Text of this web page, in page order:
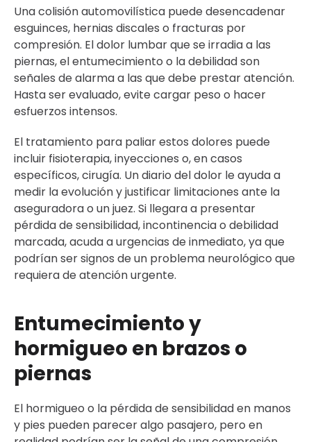
Una colisión automovilística puede desencadenar
esguinces, hernias discales o fracturas por
compresión. El dolor lumbar que se irradia a las
piernas, el entumecimiento o la debilidad son
señales de alarma a las que debe prestar atención.
Hasta ser evaluado, evite cargar peso o hacer
esfuerzos intensos.
El tratamiento para paliar estos dolores puede
incluir fisioterapia, inyecciones o, en casos
específicos, cirugía. Un diario del dolor le ayuda a
medir la evolución y justificar limitaciones ante la
aseguradora o un juez. Si llegara a presentar
pérdida de sensibilidad, incontinencia o debilidad
marcada, acuda a urgencias de inmediato, ya que
podrían ser signos de un problema neurológico que
requiera de atención urgente.
Entumecimiento y
hormigueo en brazos o
piernas
El hormigueo o la pérdida de sensibilidad en manos
y pies pueden parecer algo pasajero, pero en